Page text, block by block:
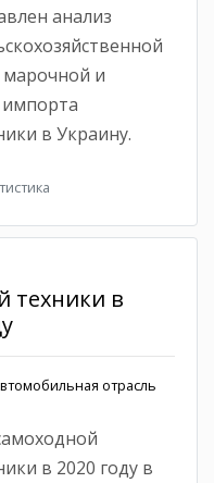
анализ
марочной и
импорта
в Украину.
техники в
отрасль
в 2020 году в